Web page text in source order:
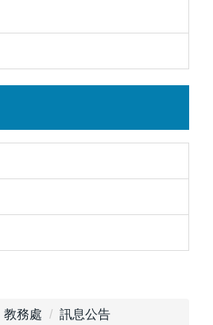
教務處 訊息公告